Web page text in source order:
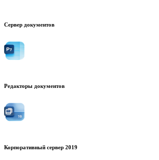
Сервер документов
Редакторы документов
Корпоративный сервер 2019